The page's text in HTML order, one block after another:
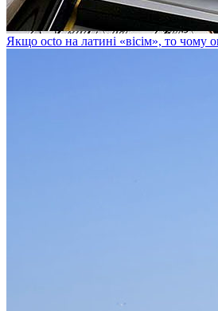
Якщо octo на латині «вісім», то чому